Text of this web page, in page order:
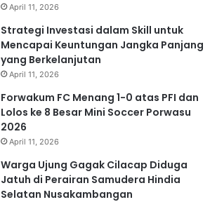
April 11, 2026
Strategi Investasi dalam Skill untuk
Mencapai Keuntungan Jangka Panjang
yang Berkelanjutan
April 11, 2026
Forwakum FC Menang 1-0 atas PFI dan
Lolos ke 8 Besar Mini Soccer Porwasu
2026
April 11, 2026
Warga Ujung Gagak Cilacap Diduga
Jatuh di Perairan Samudera Hindia
Selatan Nusakambangan